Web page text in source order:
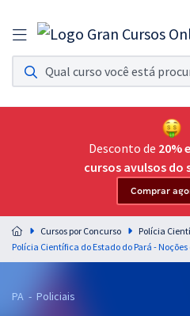
Assinatura Ilimitada 11
Acesso a todos os cursos. Teste grátis por 7
Assinatura OAB Até Passar
Acesso ilimitado a toda preparação para o
Residências Multiprofissionais
Preparação completa e intensiva para as
residências em saúde do Brasil
Desconto de 20%
cursos avulsos do
Comprar
Cursos por Concurso
Polícia
PA - Policiais